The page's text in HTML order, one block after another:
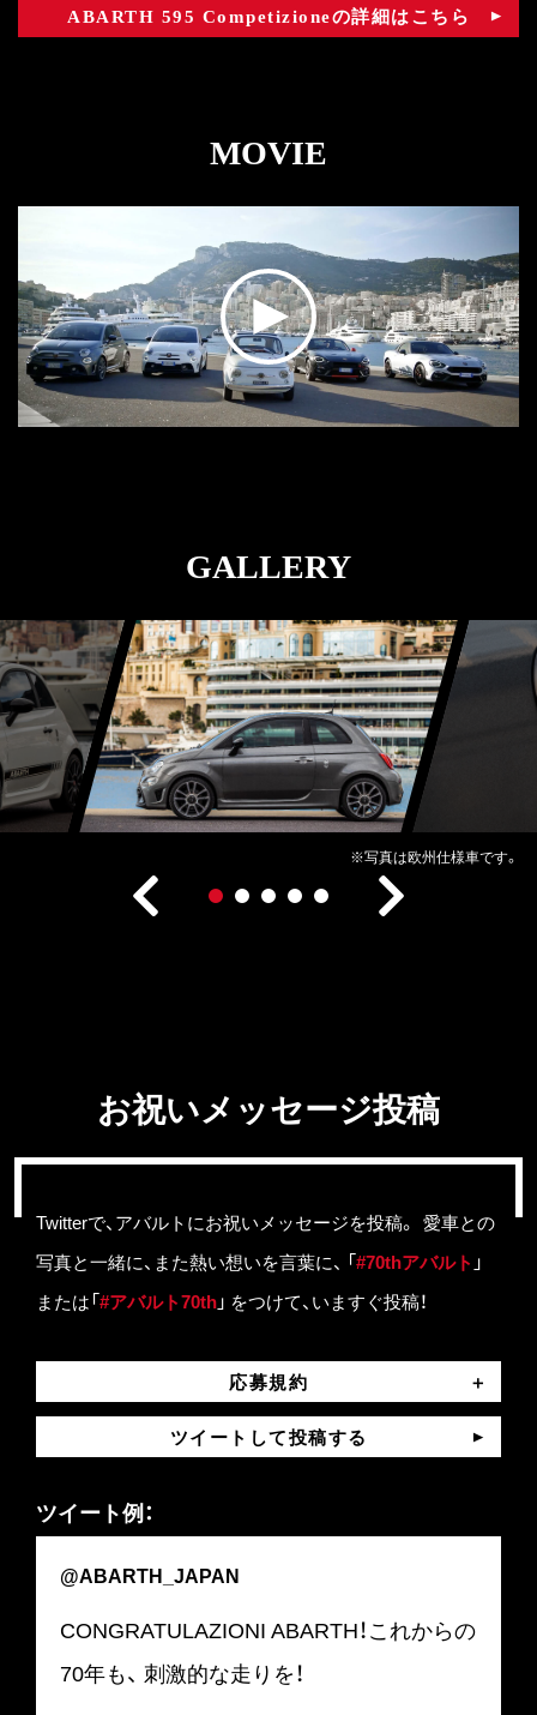
ABARTH 595 Competizioneの詳細はこちら
MOVIE
GALLERY
1 2 3 4 5
※写真は欧州仕様車です。
お祝いメッセージ投稿
Twitterで、アバルトにお祝いメッセージを投稿。 愛車との
写真と一緒に、また熱い想いを言葉に、 「#70thアバルト 」
または「#アバルト70th」 をつけて、いますぐ投稿！
応募規約
ツイートして投稿する
ツイート例：
@ABARTH_JAPAN
CONGRATULAZIONI ABARTH！これからの
70年も、 刺激的な走りを！